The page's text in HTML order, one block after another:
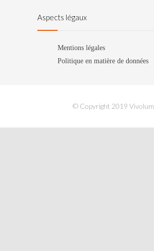
Aspects légaux
Mentions légales
Politique en matière de données
© Copyright 2019 Vivolum